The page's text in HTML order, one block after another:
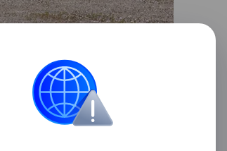
модификация обойдется